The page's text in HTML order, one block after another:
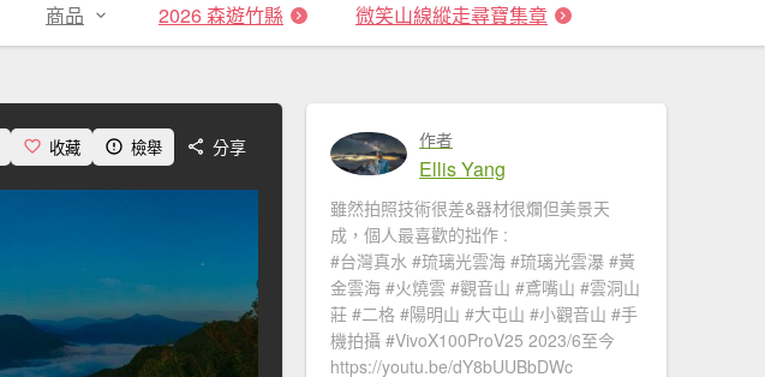
商品 2026 森遊竹縣 微笑山線縱走尋寶集章
收藏 檢舉 分享 作者
Ellis Yang
雖然拍照技術很差&器材很爛但美景天
成，個人最喜歡的拙作 :
#台灣真水 #琉璃光雲海​ #琉璃光雲瀑​​ #黃
金雲海 #火燒雲​ #觀音山​ #鳶嘴山 #雲洞山
莊 #二格​ #陽明山​ #大屯山 #小觀音山 #手
機拍攝 #VivoX100ProV25 2023/6至今
https://youtu.be/dY8bUUBbDWc